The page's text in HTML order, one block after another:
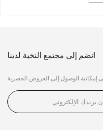
انضم إلى مجتمع النخبة لدينا
إمكانية الوصول إلى العروض الحصرية